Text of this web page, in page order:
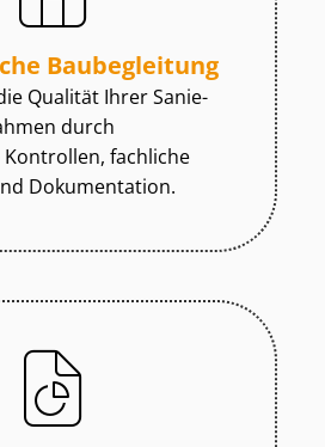
Baubegleitung
Qualität Ihrer Sa­nie­
durch
fachliche
Dokumentation.